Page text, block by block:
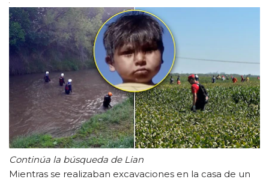
Continúa la búsqueda de Lian
Mientras se realizaban excavaciones en la casa de un